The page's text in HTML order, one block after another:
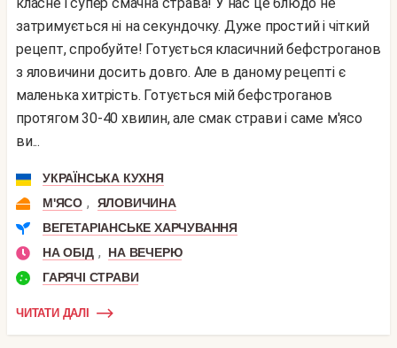
затримується ні на секундочку. Дуже простий і чіткий
рецепт, спробуйте! Готується класичний бефстроганов
з яловичини досить довго. Але в даному рецепті є
маленька хитрість. Готується мій бефстроганов
протягом 30-40 хвилин, але смак страви і саме м'ясо
ви...
УКРАЇНСЬКА КУХНЯ
М'ЯСО ,
ЯЛОВИЧИНА
ВЕГЕТАРІАНСЬКЕ ХАРЧУВАННЯ
НА ОБІД ,
НА ВЕЧЕРЮ
ГАРЯЧІ СТРАВИ
ЧИТАТИ ДАЛІ